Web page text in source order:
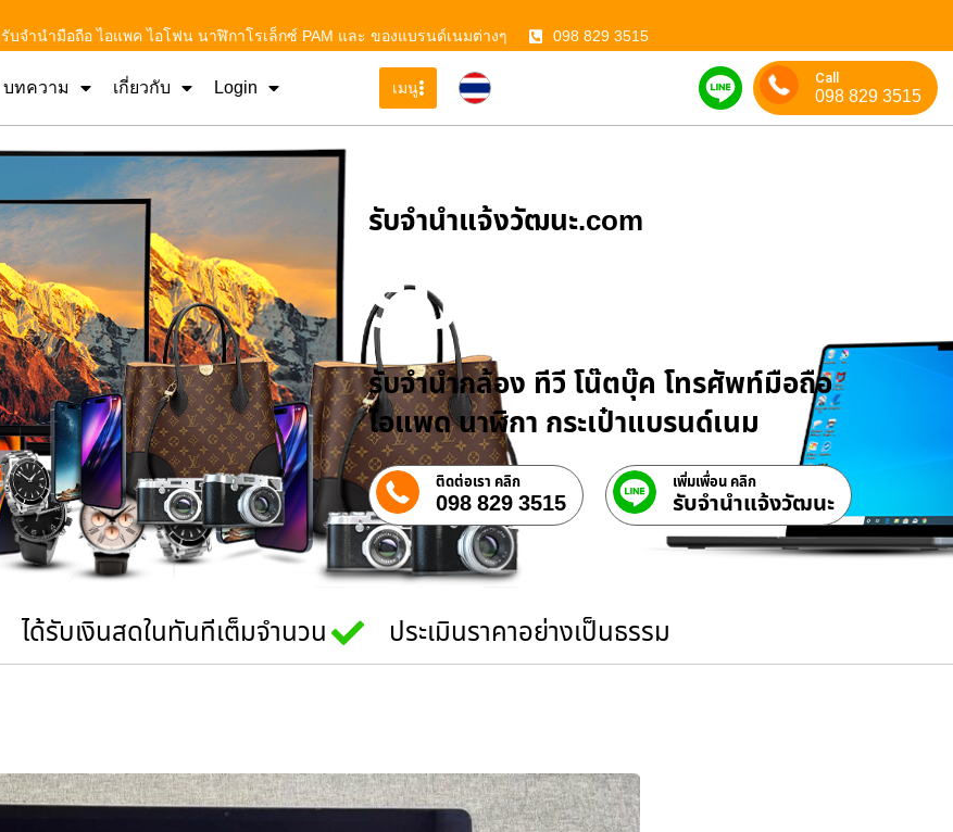
รับจำนำมือถือ ไอแพค ไอโฟน นาฬิกาโรเล็กซ์ PAM และ ของแบรนด์เนมต่างๆ 098 829 3515
บทความ เกี่ยวกับ Login เมนู
Call
098 829 3515
รับจํานําแจ้งวัฒนะ.com
รับจำนำสินค้าไอที
รับจำนำกล้อง ทีวี โน๊ตบุ๊ค โทรศัพท์มือถือ
ไอแพด นาฬิกา กระเป๋าแบรนด์เนม
ติดต่อเรา คลิก
098 829 3515
เพิ่มเพื่อน คลิก
รับจํานําแจ้งวัฒนะ
ได้รับเงินสดในทันทีเต็มจำนวน ประเมินราคาอย่างเป็นธรรม